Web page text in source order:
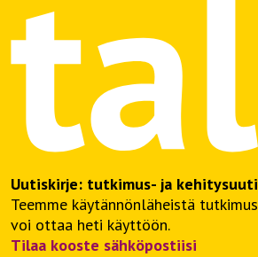
Uutiskirje: tutkimus- ja
Teemme käytännönläheistä
voi ottaa heti käyttöön.
Tilaa kooste sähköpostiisi